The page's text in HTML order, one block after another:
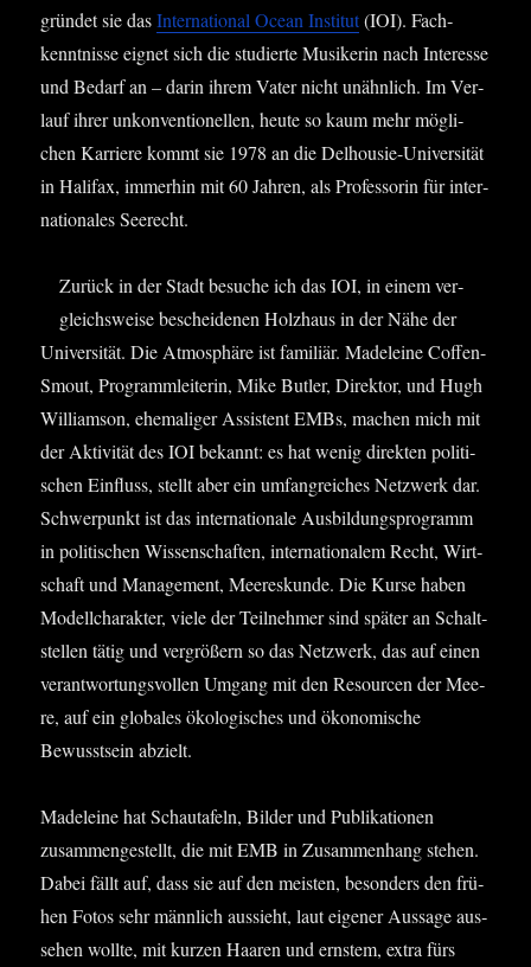
grün­det sie dasInter­na­tio­nal Oce­an Insti­tut(IOI). Fach­
kennt­nis­se eig­net sich die stu­dier­te Musi­ke­rin nach Inter­es­se
und Bedarf an – dar­in ihrem Vater nicht unähn­lich. Im Ver­
lauf ihrer unkon­ven­tio­nel­len, heu­te so kaum mehr mög­li­
chen Kar­rie­re kommt sie 1978 an die Del­housie-Uni­ver­si­tät
in Hali­fax, immer­hin mit 60 Jah­ren, als Pro­fes­so­rin für inter­
na­tio­na­les Seerecht.
Zurück in der Stadt besu­che ich das IOI, in einem ver­
gleichs­wei­se beschei­de­nen Holz­haus in der Nähe der
Uni­ver­si­tät. Die Atmo­sphä­re ist fami­li­är. Made­lei­ne Cof­fen-
Smout, Pro­gramm­lei­te­rin, Mike But­ler, Direk­tor, und Hugh
Wil­liam­son, ehe­ma­li­ger Assis­tent EMBs, machen mich mit
der Akti­vi­tät des IOI bekannt: es hat wenig direk­ten poli­ti­
schen Ein­fluss, stellt aber ein umfang­rei­ches Netz­werk dar.
Schwer­punkt ist das inter­na­tio­na­le Aus­bil­dungs­pro­gramm
in poli­ti­schen Wis­sen­schaf­ten, inter­na­tio­na­lem Recht, Wirt­
schaft und Manage­ment, Mee­res­kun­de. Die Kur­se haben
Modell­cha­rak­ter, vie­le der Teil­neh­mer sind spä­ter an Schalt­
stel­len tätig und ver­grö­ßern so das Netz­werk, das auf einen
ver­ant­wor­tungs­vol­len Umgang mit den Resour­cen der Mee­
re, auf ein glo­ba­les öko­lo­gi­sches und öko­no­mi­sche
Bewusst­sein abzielt.
Made­lei­ne hat Schau­ta­feln, Bil­der und Publi­ka­tio­nen
zusam­men­ge­stellt, die mit EMB in Zusam­men­hang ste­hen.
Dabei fällt auf, dass sie auf den meis­ten, beson­ders den frü­
hen Fotos sehr männ­lich aus­sieht, laut eige­ner Aus­sa­ge aus­
se­hen woll­te, mit kur­zen Haa­ren und erns­tem, extra fürs